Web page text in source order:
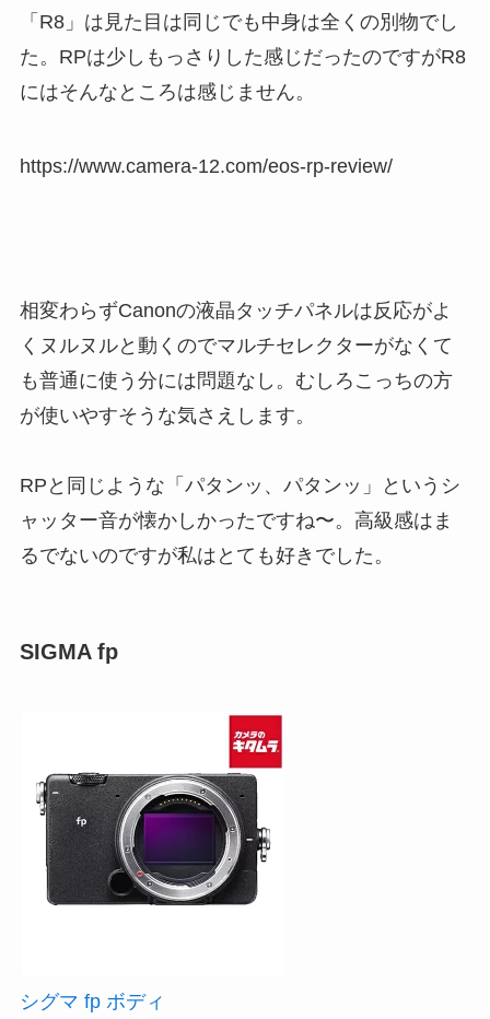
「R8」は見た目は同じでも中身は全くの別物でし
た。RPは少しもっさりした感じだったのですがR8
にはそんなところは感じません。
https://www.camera-12.com/eos-rp-review/
相変わらずCanonの液晶タッチパネルは反応がよ
くヌルヌルと動くのでマルチセレクターがなくて
も普通に使う分には問題なし。むしろこっちの方
が使いやすそうな気さえします。
RPと同じような「パタンッ、パタンッ」というシ
ャッター音が懐かしかったですね〜。高級感はま
るでないのですが私はとても好きでした。
SIGMA fp
シグマ fp ボディ